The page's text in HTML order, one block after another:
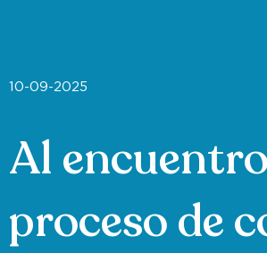
10-09-2025
Al
proceso de